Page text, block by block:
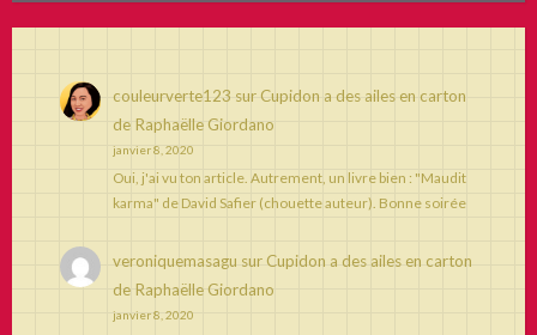
couleurverte123 sur Cupidon a des ailes en carton
de Raphaëlle Giordano
janvier 8, 2020
Oui, j'ai vu ton article. Autrement, un livre bien : "Maudit
karma" de David Safier (chouette auteur). Bonne soirée
veroniquemasagu sur Cupidon a des ailes en carton
de Raphaëlle Giordano
janvier 8, 2020